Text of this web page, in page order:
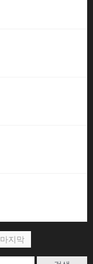
마지막